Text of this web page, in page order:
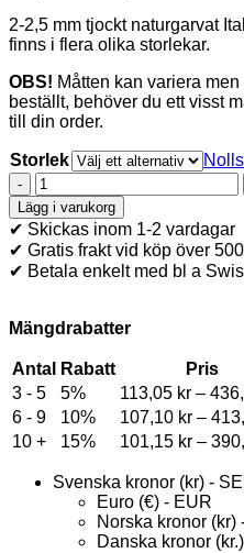
119,00 kr
through
2-2,5 mm tjockt naturgarvat
finns i flera olika storlekar.
OBS! Måtten kan variera
beställt, behöver du ett visst
till din order.
Storlek
2-
2,5
mm
Italienskt
Läder
Neutral
Lägg i varukorg
✔ Skickas inom 1-2 vardagar
✔ Gratis frakt vid köp över
✔ Betala enkelt med bl a
Mängdrabatter
Antal Rabatt
Pris
3 - 5
5% 113,05 kr –
6 - 9 10% 107,10 kr –
10 + 15% 101,15 kr –
Svenska kronor (kr) -
Euro (€) - EUR
Norska kronor (kr)
Danska kronor